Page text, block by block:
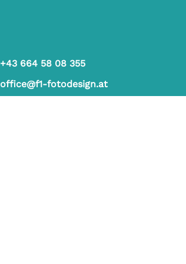
+43 664 58 08 355
office@f1-fotodesign.at